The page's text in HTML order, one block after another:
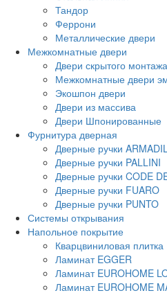
Тандор
Феррони
Металлические двери
Межкомнатные двери
Двери скрытого монтажа
Межкомнатные двери
Экошпон двери
Двери из массива
Двери Шпонированные
Фурнитура дверная
Дверные ручки
Дверные ручки PALLINI
Дверные ручки CODE
Дверные ручки FUARO
Дверные ручки PUNTO
Системы открывания
Напольное покрытие
Кварцвиниловая плитка
Ламинат EGGER
Ламинат EUROHOME
Ламинат EUROHOME